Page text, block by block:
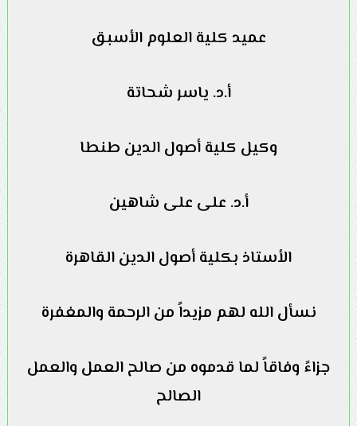
عميد كلية العلوم الأسبق
أ.د. ياسر شحاتة
وكيل كلية أصول الدين طنطا
أ.د. على على شاهين
الأستاذ بكلية أصول الدين القاهرة
نسأل الله لهم مزيداً من الرحمة والمغفرة
جزاءً وفاقاً لما قدموه من صالح العمل والعمل
الصالح